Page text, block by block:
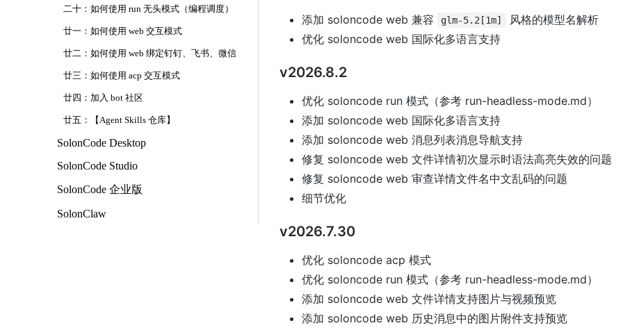
二十：如何使用 run 无头模式（编程调度）
廿一：如何使用 web 交互模式
廿二：如何使用 web 绑定钉钉、飞书、微信
廿三：如何使用 acp 交互模式
廿四：加入 bot 社区
廿五：【Agent Skills 仓库】
SolonCode Desktop
SolonCode Studio
SolonCode 企业版
SolonClaw
添加 soloncode web 兼容 glm-5.2[1m]
风格的模型名解析
优化 soloncode web 国际化多语言支持
v2026.8.2
优化 soloncode run 模式（参考 run-headless-mode.md）
添加 soloncode web 国际化多语言支持
添加 soloncode web 消息列表消息导航支持
修复 soloncode web 文件详情初次显示时语法高亮失效的问题
修复 soloncode web 审查详情文件名中文乱码的问题
细节优化
v2026.7.30
优化 soloncode acp 模式
优化 soloncode run 模式（参考 run-headless-mode.md）
添加 soloncode web 文件详情支持图片与视频预览
添加 soloncode web 历史消息中的图片附件支持预览